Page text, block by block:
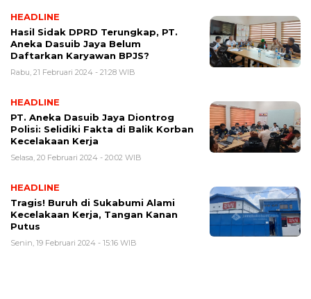
HEADLINE
Hasil Sidak DPRD Terungkap, PT.
Aneka Dasuib Jaya Belum
Daftarkan Karyawan BPJS?
Rabu, 21 Februari 2024 - 21:28 WIB
HEADLINE
PT. Aneka Dasuib Jaya Diontrog
Polisi: Selidiki Fakta di Balik Korban
Kecelakaan Kerja
Selasa, 20 Februari 2024 - 20:02 WIB
HEADLINE
Tragis! Buruh di Sukabumi Alami
Kecelakaan Kerja, Tangan Kanan
Putus
Senin, 19 Februari 2024 - 15:16 WIB